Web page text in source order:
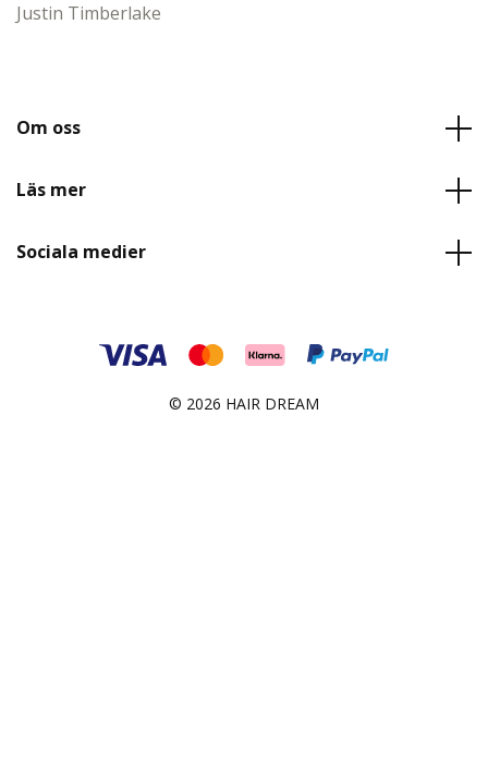
Justin Timberlake
Om oss
Läs mer
Sociala medier
© 2026 HAIR DREAM